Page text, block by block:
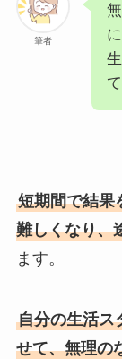
筆者
短期間で結果
難しくなり、
ます。
自分の生活ス
せて、無理の